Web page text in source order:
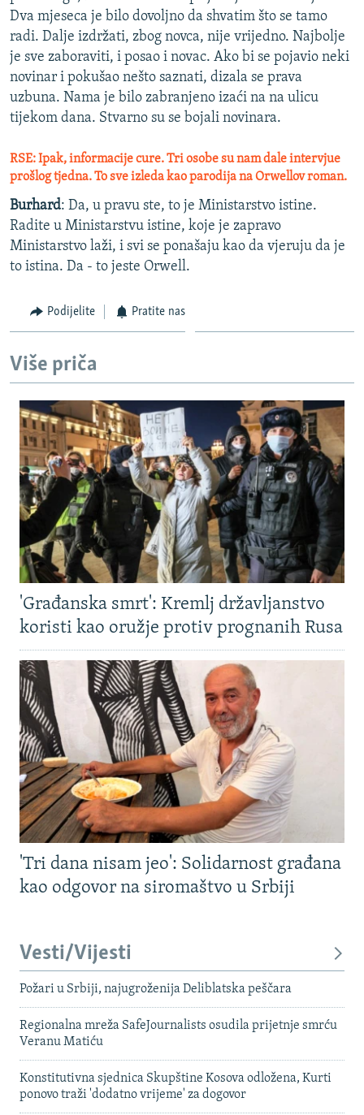
Dva mjeseca je bilo dovoljno da shvatim što se tamo
radi. Dalje izdržati, zbog novca, nije vrijedno. Najbolje
je sve zaboraviti, i posao i novac. Ako bi se pojavio neki
novinar i pokušao nešto saznati, dizala se prava
uzbuna. Nama je bilo zabranjeno izaći na na ulicu
tijekom dana. Stvarno su se bojali novinara.
RSE: Ipak, informacije cure. Tri osobe su nam dale intervjue
prošlog tjedna. To sve izleda kao parodija na Orwellov roman.
Burhard: Da, u pravu ste, to je Ministarstvo istine.
Radite u Ministarstvu istine, koje je zapravo
Ministarstvo laži, i svi se ponašaju kao da vjeruju da je
to istina. Da - to jeste Orwell.
Podijelite Pratite nas
Više priča
'Građanska smrt': Kremlj državljanstvo
koristi kao oružje protiv prognanih Rusa
'Tri dana nisam jeo': Solidarnost građana
kao odgovor na siromaštvo u Srbiji
Vesti/Vijesti
Požari u Srbiji, najugroženija Deliblatska peščara
Regionalna mreža SafeJournalists osudila prijetnje smrću
Veranu Matiću
Konstitutivna sjednica Skupštine Kosova odložena, Kurti
ponovo traži 'dodatno vrijeme' za dogovor